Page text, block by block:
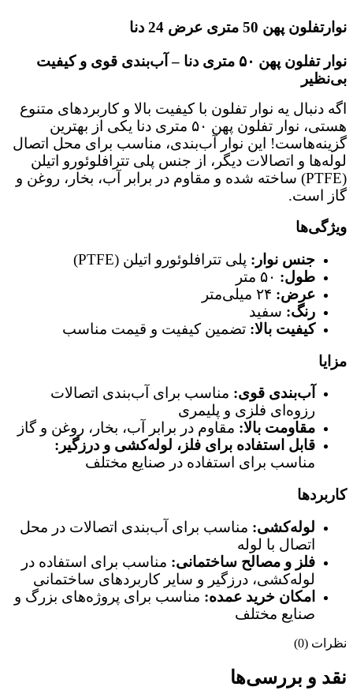
نوارتفلون پهن 50 متری عرض 24 دنا
نوار تفلون پهن ۵۰ متری دنا – آب‌بندی قوی و کیفیت
بی‌نظیر
اگه دنبال یه نوار تفلون با کیفیت بالا و کاربردهای متنوع
هستی، نوار تفلون پهن ۵۰ متری دنا یکی از بهترین
گزینه‌هاست! این نوار آب‌بندی، مناسب برای محل اتصال
لوله‌ها و اتصالات دیگر، از جنس پلی تترافلوئورو اتیلن
(PTFE) ساخته شده و مقاوم در برابر آب، بخار، روغن و
گاز است.
ویژگی‌ها
جنس نوار: پلی تترافلوئورو اتیلن (PTFE)
طول:
عرض:
رنگ: سفید
کیفیت بالا: تضمین کیفیت و قیمت مناسب
مزایا
آب‌بندی قوی: مناسب برای آب‌بندی اتصالات
رزوه‌ای فلزی و پلیمری
مقاومت بالا: مقاوم در برابر آب، بخار، روغن و گاز
قابل استفاده برای فلز، لوله‌کشی و درزگیر:
مناسب برای استفاده در صنایع مختلف
کاربردها
لوله‌کشی: مناسب برای آب‌بندی اتصالات در محل
اتصال با لوله
فلز و مصالح ساختمانی: مناسب برای استفاده در
لوله‌کشی، درزگیر و سایر کاربردهای ساختمانی
امکان خرید عمده: مناسب برای پروژه‌های بزرگ و
صنایع مختلف
نظرات (0)
نقد و بررسی‌ها